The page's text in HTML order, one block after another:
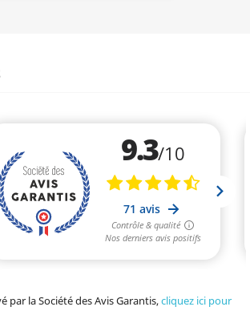
par la Société des Avis Garantis,cliquez ici pour